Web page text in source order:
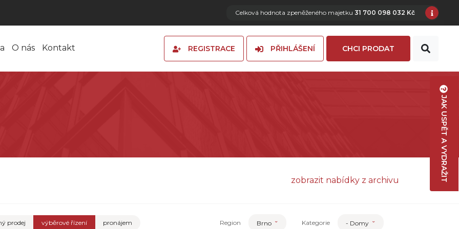
Celková hodnota zpeněženého majetku 31 700 098 032 Kč
O nás Kontakt REGISTRACE PŘIHLÁŠENÍ CHCI PRODAT
zobrazit nabídky z archivu
prodej výběrové řízení pronájem Region Brno Kategorie - Domy
JAK USPĚT A VYDRAŽIT